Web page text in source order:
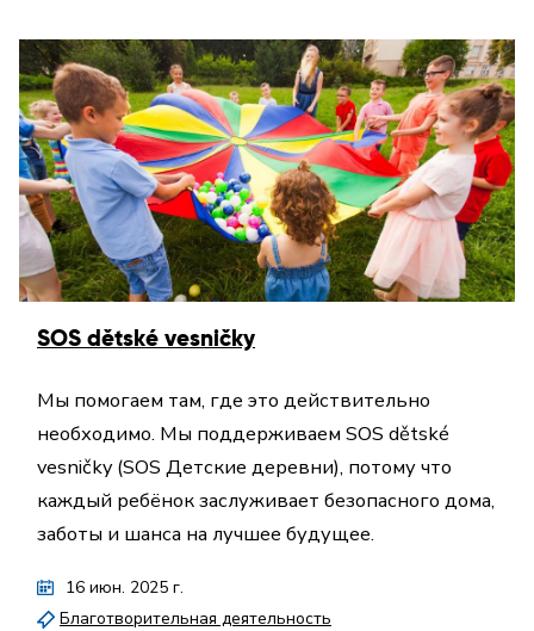
SOS dětské vesničky
Мы помогаем там, где это действительно
необходимо. Мы поддерживаем SOS dětské
vesničky (SOS Детские деревни), потому что
каждый ребёнок заслуживает безопасного дома,
заботы и шанса на лучшее будущее.
16 июн. 2025 г.
Благотворительная деятельность